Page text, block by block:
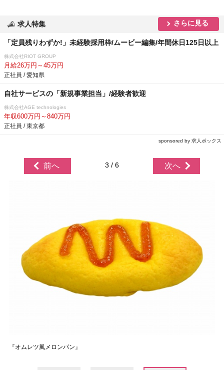
求人特集 さらに見る
「定員残りわずか!」未経験採用枠/ムービー編集/年間休日125日以上
株式会社RIOT GROUP
月給26万円～45万円
正社員 / 愛知県
自社サービスの「新規事業担当」/経験者歓迎
株式会社AGE technologies
年収600万円～840万円
正社員 / 東京都
sponsored by 求人ボックス
前へ 3 / 6 次へ
『オムレツ風メロンパン』